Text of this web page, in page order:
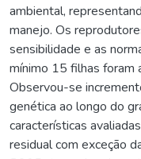
ambiental,
manejo. Os
sensibilidade e as
mínimo 15 filhas foram
Observou-se
genética ao longo do
características
residual com exceção